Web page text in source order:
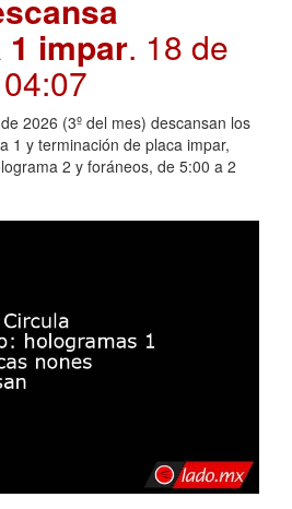
impar. 18 de
2026 (3º del mes) descansan los
1 y terminación de placa impar,
2 y foráneos, de 5:00 a 2